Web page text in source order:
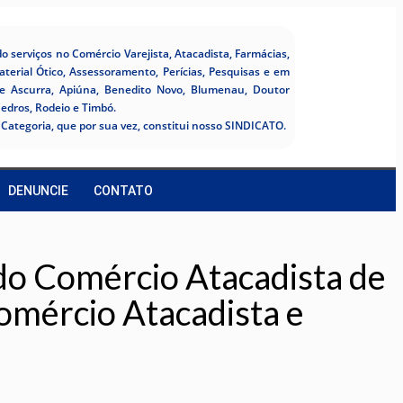
serviços no Comércio Varejista, Atacadista, Farmácias,
Ótico, Assessoramento, Perícias, Pesquisas e em
Ascurra, Apiúna, Benedito Novo, Blumenau, Doutor
Rodeio e Timbó.
que por sua vez, constitui nosso SINDICATO.
DENUNCIE CONTATO
Comércio Atacadista de
Atacadista e